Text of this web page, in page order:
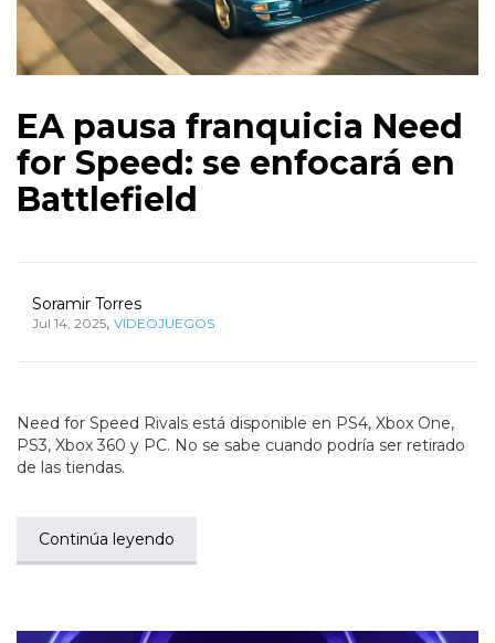
EA pausa franquicia Need
for Speed: se enfocará en
Battlefield
Soramir Torres
Jul 14, 2025, VIDEOJUEGOS
Need for Speed Rivals está disponible en PS4, Xbox One,
PS3, Xbox 360 y PC. No se sabe cuando podría ser retirado
de las tiendas.
Continúa leyendo